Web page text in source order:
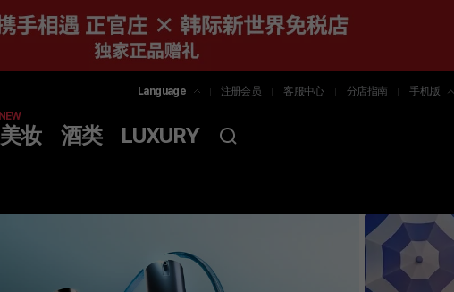
Language
简体中文
注册会员 客服中心 分店指南 手机版
妆
NEW
酒类 LUXURY